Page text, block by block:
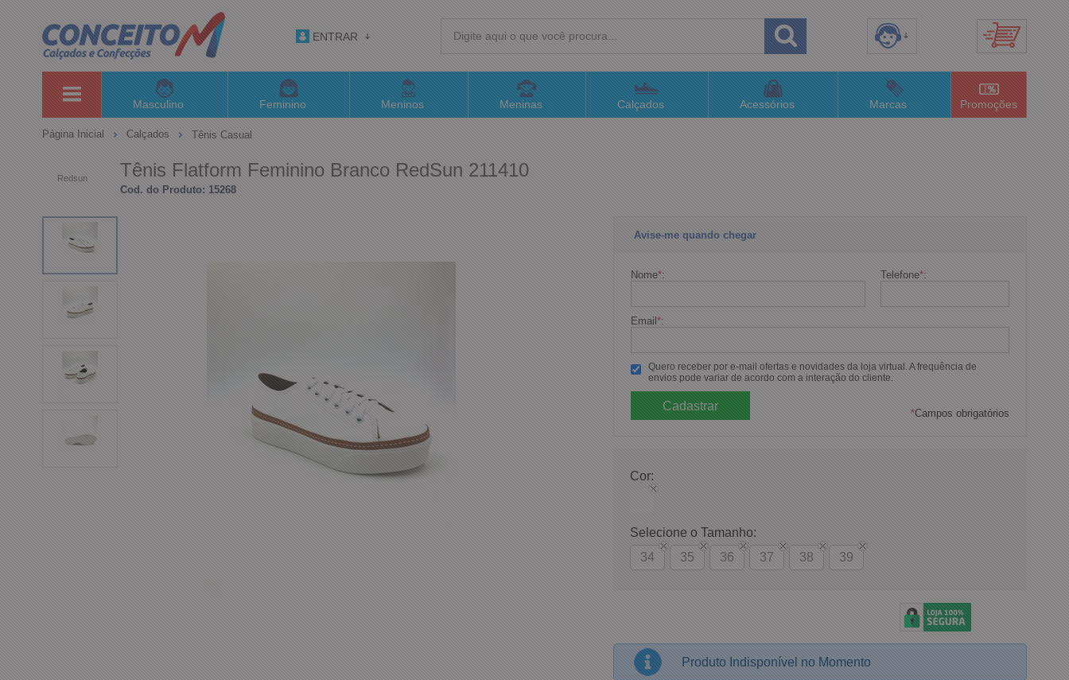
ENTRAR
(48) 3658-4820
(48)996063435
sac@lojaconceitom.com.br
Atendimento Online
Masculino Feminino Meninos Meninas Calçados Acessórios Marcas Promoções
Página Inicial Calçados Tênis Casual
Redsun Tênis Flatform Feminino Branco RedSun 211410
Cod. do Produto: 15268
Avise-me quando chegar
Nome*: Telefone*:
Email*:
Quero receber por e-mail ofertas e novidades da loja virtual. A frequência de
envios pode variar de acordo com a interação do cliente.
*Campos obrigatórios
Cor:
Selecione o Tamanho:
34
35 36 37 38 39
Produto Indisponível no Momento